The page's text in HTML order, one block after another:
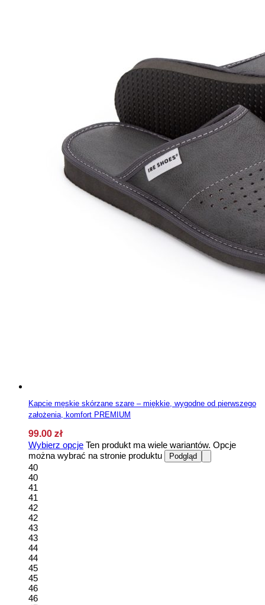
Kapcie męskie skórzane szare – miękkie, wygodne od pierwszego
założenia, komfort PREMIUM
99.00zł
Wybierz opcje Ten produkt ma wiele wariantów. Opcje
można wybrać na stronie produktu
Podgląd
40
40
41
41
42
42
43
43
44
44
45
45
46
46